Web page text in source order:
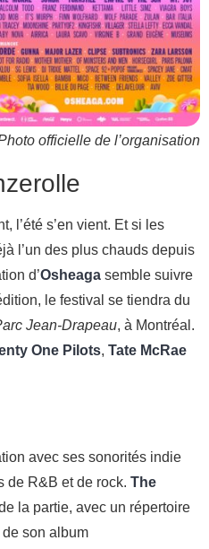
officielle de l’organisation
l’été s’en vient. Et si les
l’un des plus chauds depuis
d’Osheaga semble suivre
le festival se tiendra du
arc Jean-Drapeau, à Montréal.
One Pilots, Tate McRae
avec ses sonorités indie
de R&B et de rock. The
la partie, avec un répertoire
son album